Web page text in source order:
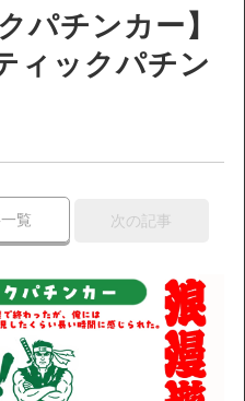
パチンカー】
ックパチン
覧 次の記事